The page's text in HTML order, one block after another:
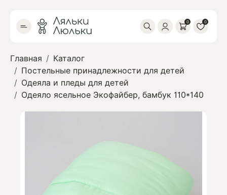
0 0
Главная
Каталог
Постельные принадлежности для детей
Одеяла и пледы для детей
Одеяло ясельное Экофайбер, бамбук 110*140